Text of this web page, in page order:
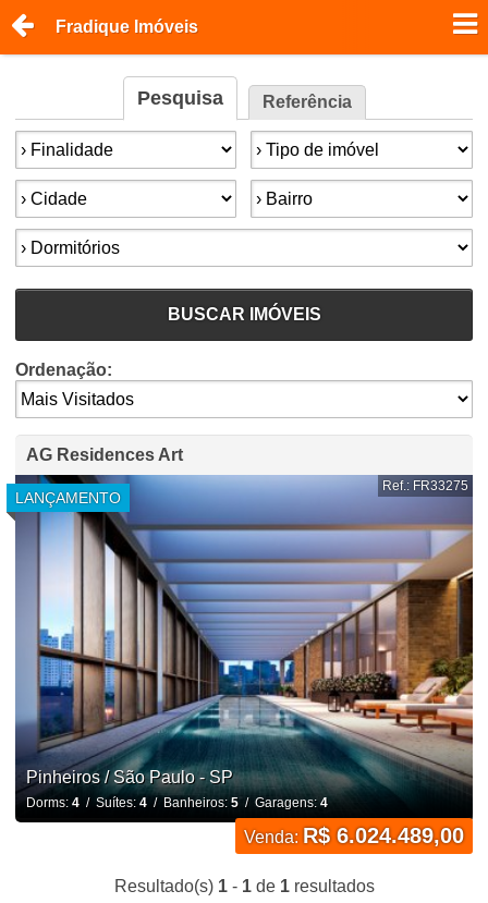
Fradique Imóveis
Pesquisa Referência
Finalidade: Tipo de imóvel:
Cidade: Bairro:
Dormitórios:
BUSCAR IMÓVEIS
Ordenação:
AG Residences Art
LANÇAMENTO
Ref.: FR33275
Pinheiros / São Paulo - SP
Dorms: 4/ Suítes: 4/ Banheiros: 5/ Garagens:4
Venda: R$ 6.024.489,00
Resultado(s) 1- 1de 1resultados